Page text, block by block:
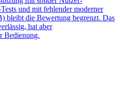
und mit fehlender moderner
bleibt die Bewertung begrenzt. Das
hat aber
Bedienung.